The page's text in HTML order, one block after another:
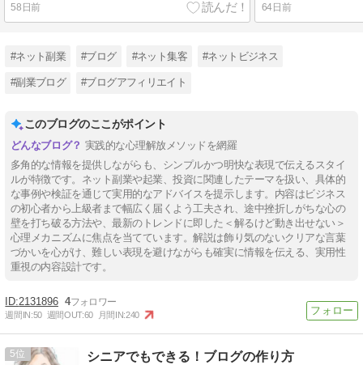
58日前 64日前
#ネット副業 #ブログ #ネット集客 #ネットビジネス
#副業ブログ #ブログアフィリエイト
このブログのここがポイント
実践的な心理解放メソッドを網羅
多角的な情報を提供しながらも、シンプルかつ明快な表現で伝えるスタイ
ルが特徴です。ネット副業や起業、投資に関連したテーマを扱い、具体的
な事例や検証を通じて実用的なアドバイスを提示します。内容はビジネス
の初心者から上級者まで幅広く届くよう工夫され、途中挫折しがちな心の
壁を打ち破る方法や、最新のトレンドに即した＜解るけど動き出せない＞
心理メカニズムに焦点を当てています。解説は飾り気のないクリアな言葉
づかいを心がけ、難しい表現を避けながらも確実に情報を伝える、実用性
重視の内容設計です。
2131896 4
週間IN:50 週間OUT:60 月間IN:240
5 シニアでもできる！ブログの作り方